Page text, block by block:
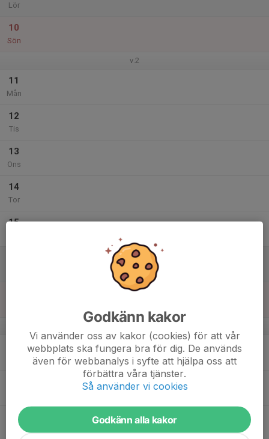
Lör
10
Sön
v.2
11
Mån
12
Tis
13
Ons
14
Tor
15
20
Ons
Godkänn kakor
Vi använder oss av kakor (cookies) för att vår
webbplats ska fungera bra för dig. De används
även för webbanalys i syfte att hjälpa oss att
förbättra våra tjänster.
Så använder vi cookies
Godkänn alla kakor